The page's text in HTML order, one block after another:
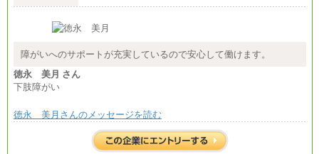
障がいへのサポートが充実しているので安心して働けます。
徳永 美月 さん
下肢障がい
徳永 美月さんのメッセージを読む